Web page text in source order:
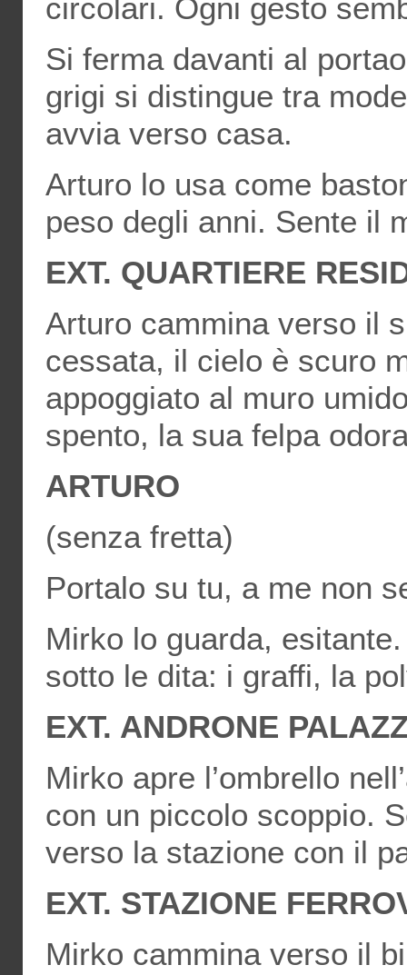
circolari. Ogni gesto
Si ferma davanti al
grigi si distingue tra
avvia verso casa.
Arturo lo usa come
peso degli anni. Sente il
EXT. QUARTIERE
Arturo cammina verso il
cessata, il cielo è scuro
appoggiato al muro
spento, la sua felpa
ARTURO
(senza fretta)
Portalo su tu, a me non
Mirko lo guarda,
sotto le dita: i graffi, la
EXT. ANDRONE
Mirko apre l’ombrello
con un piccolo scoppio.
verso la stazione con il
EXT. STAZIONE
Mirko cammina verso il